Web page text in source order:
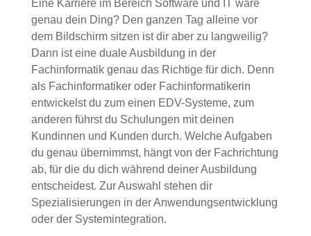
Eine Karriere im Bereich Software und IT wäre
genau dein Ding? Den ganzen Tag alleine vor
dem Bildschirm sitzen ist dir aber zu langweilig?
Dann ist eine duale Ausbildung in der
Fachinformatik genau das Richtige für dich. Denn
als Fachinformatiker oder Fachinformatikerin
entwickelst du zum einen EDV-Systeme, zum
anderen führst du Schulungen mit deinen
Kundinnen und Kunden durch. Welche Aufgaben
du genau übernimmst, hängt von der Fachrichtung
ab, für die du dich während deiner Ausbildung
entscheidest. Zur Auswahl stehen dir
Spezialisierungen in der Anwendungsentwicklung
oder der Systemintegration.